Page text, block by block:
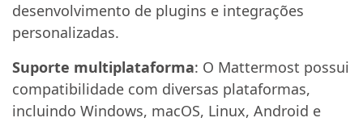
desenvolvimento de plugins e integrações
personalizadas.
Suporte multiplataforma: O Mattermost possui
compatibilidade com diversas plataformas,
incluindo Windows, macOS, Linux, Android e